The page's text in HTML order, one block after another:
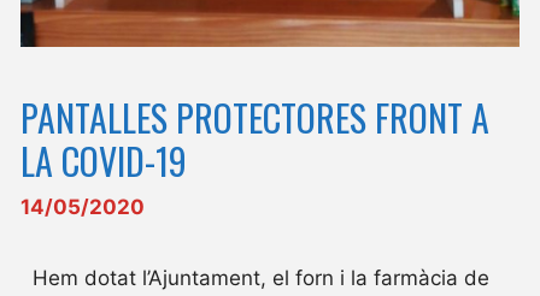
PANTALLES PROTECTORES FRONT A
LA COVID-19
14/05/2020
Hem dotat l’Ajuntament, el forn i la farmàcia de